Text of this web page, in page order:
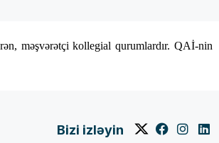
məşvərətçi kollegial qurumlardır. QAİ-nin
Bizi izləyin